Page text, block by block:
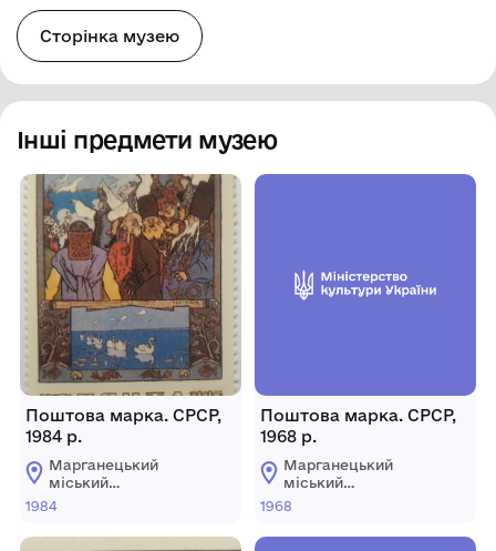
Сторінка музею
Інші предмети музею
Поштова марка. СРСР,
1984 р.
Марганецький
міський
краєзнавчий музей
міської ради
1984
Поштова марка. СРСР,
1968 р.
Марганецький
міський
краєзнавчий музей
міської ради
1968